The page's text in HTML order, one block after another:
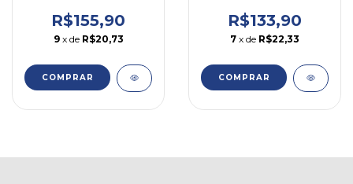
R$155,90
9 x de R$20,73
COMPRAR
R$133,90
7 x de R$22,33
COMPRAR